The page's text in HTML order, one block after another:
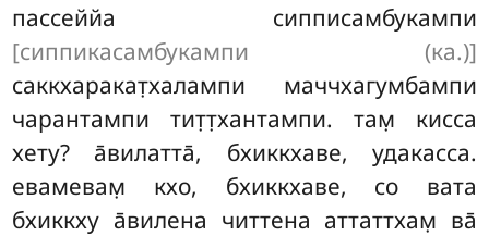
пассеййа сипписамбукампи
[сиппикасамбукампи (ка.)]
саккхаракат̣халампи маччхагумбампи
чарантампи тит̣т̣хантампи. там̣ кисса
хету? а̄вилатта̄, бхиккхаве, удакасса.
евамевам̣ кхо, бхиккхаве, со вата
бхиккху а̄вилена читтена аттаттхам̣ ва̄